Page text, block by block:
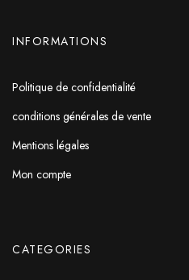
INFORMATIONS
Politique de confidentialité
conditions générales de vente
Mentions légales
Mon compte
CATEGORIES